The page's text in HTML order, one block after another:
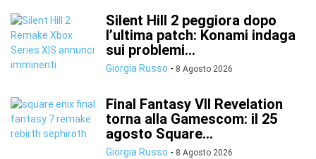
Silent Hill 2 peggiora dopo
l’ultima patch: Konami indaga
sui problemi...
Giorgia Russo - 8 Agosto 2026
Final Fantasy VII Revelation
torna alla Gamescom: il 25
agosto Square...
Giorgia Russo - 8 Agosto 2026